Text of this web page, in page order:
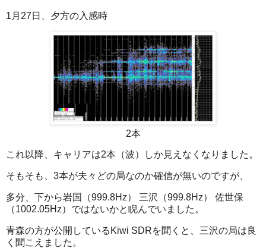
1月27日、夕方の入感時
2本
これ以降、キャリアは2本（波）しか見えなくなりました。
そもそも、3本が夫々どの局なのか確信が無いのですが、
多分、下から岩国（999.8Hz） 三沢（999.8Hz） 佐世保
（1002.05Hz）ではないかと睨んでいました。
青森の方が公開しているKiwi SDRを聞くと、三沢の局は良
く聞こえました。